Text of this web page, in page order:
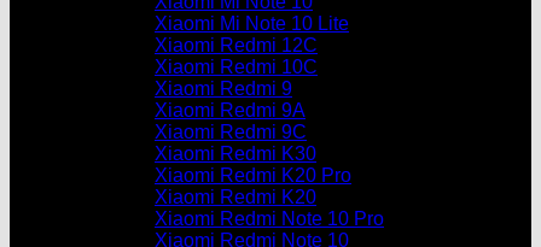
Xiaomi Mi Note 10 Lite
Xiaomi Redmi 12C
Xiaomi Redmi 10C
Xiaomi Redmi 9
Xiaomi Redmi 9A
Xiaomi Redmi 9C
Xiaomi Redmi K30
Xiaomi Redmi K20 Pro
Xiaomi Redmi K20
Xiaomi Redmi Note 10 Pro
Xiaomi Redmi Note 10